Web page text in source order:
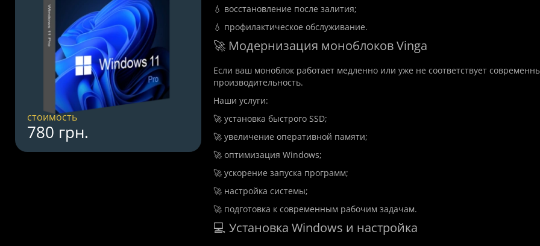
стоимость
780 грн.
💧 восстановление после залития;
💧 профилактическое обслуживание.
🚀 Модернизация моноблоков Vinga
Если ваш моноблок работает медленно или уже не соответствует
производительность.
Наши услуги:
🚀 установка быстрого SSD;
🚀 увеличение оперативной памяти;
🚀 оптимизация Windows;
🚀 ускорение запуска программ;
🚀 настройка системы;
🚀 подготовка к современным рабочим задачам.
💻 Установка Windows и настройка